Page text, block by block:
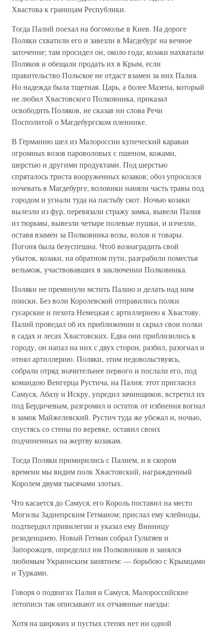
Хвастова к границам Республики.
Тогда Палий поехал на богомолье в Киев. На дороге
Поляки схватили его и завезли в Магдебург на вечное
заточение; там просидел он, около года; козаки нахватали
Поляков и обещали продать их в Крым, если
правительство Польское не отдаст взамен за них Палия.
Но надежда была тщетная. Царь, а более Мазепа, который
не любил Хвастовского Полковника, приказал
освободить Поляков, не сказав ни слова Речи
Посполитой о Магдебургском пленнике.
В Германию шел из Малороссии купеческий караван
огромных возов пароволовых с пшеном, кожами,
шерстью и другими продуктами. Под шерстью
спряталось триста вооруженных козаков; обоз упросился
ночевать в Магдебурге, воловики наняли часть травы под
городом и угнали туда на пастьбу скот. Ночью козаки
вылезли из фур, перевязали стражу замка, вывели Палия
из тюрьмы, вывезли четыре полевые пушки, и изчезли,
оставя взамен за Полковника возы, волов и товары.
Погоня была безуспешна. Чтоб вознаградить свой
убыток, козаки, на обратном пути, разграбили поместья
вельмож, участвовавших в заключении Полковника.
Поляки не преминули мстить Палию и делать над ним
поиски. Без воли Королевской отправились полки
гусарские и пехота Немецкая с артиллериею к Хвастову.
Палий проведал об их приближении и скрыл свои полки
в садах и лесах Хвастовских. Едва они приблизились к
городу, он напал на них с двух сторон, разбил, разогнал и
отнял артиллерию. Поляки, этим недовольствуясь,
собрали отряд значительнее первого и послали его, под
командою Венгерца Рустича, на Палия; этот пригласил
Самуся, Абазу и Искру, упредил зачинщиков, встретил их
под Бердичевым, разгромил и остаток от избиения вогнал
в замок Майжелевский. Рустич туда же убежал и, ночью,
спустясь со стены по веревке, оставил своих
подчиненных на жертву козакам.
Тогда Поляки примирились с Палием, и в скором
времени мы видим полк Хвастовский, награжденный
Королем двумя тысячами злотых.
Что касается до Самуся, его Король поставил на место
Могилы Заднепрским Гетманом; прислал ему клейноды,
подтвердил привилегии и указал ему Винницу
резиденциею. Новый Гетман собрал Гультяев и
Запорожцев, определил им Полковников и занялся
любимым Украинским занятием: — борьбою с Крымцами
и Турками.
Говоря о подвигах Палия и Самуся, Малороссийские
летописи так описывают их отчаянные наезды:
Хотя на широких и пустых степях нет ни одной